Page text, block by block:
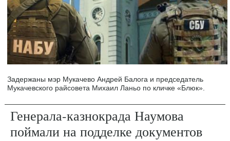
Задержаны мэр Мукачево Андрей Балога и председатель
Мукачевского райсовета Михаил Ланьо по кличке «Блюк».
Генерала-казнокрада Наумова
поймали на подделке документов